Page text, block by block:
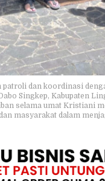
dan koordinasi
Singkep, Kabupaten
selama umat Kristiani
masyarakat dalam